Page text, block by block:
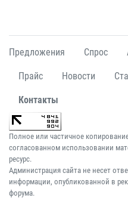
Предложения Спрос
Прайс Новости
Контакты
Полное или частичное
согласованном использовании
ресурс.
Администрация сайта не несет
информации, опубликованной в
форума.